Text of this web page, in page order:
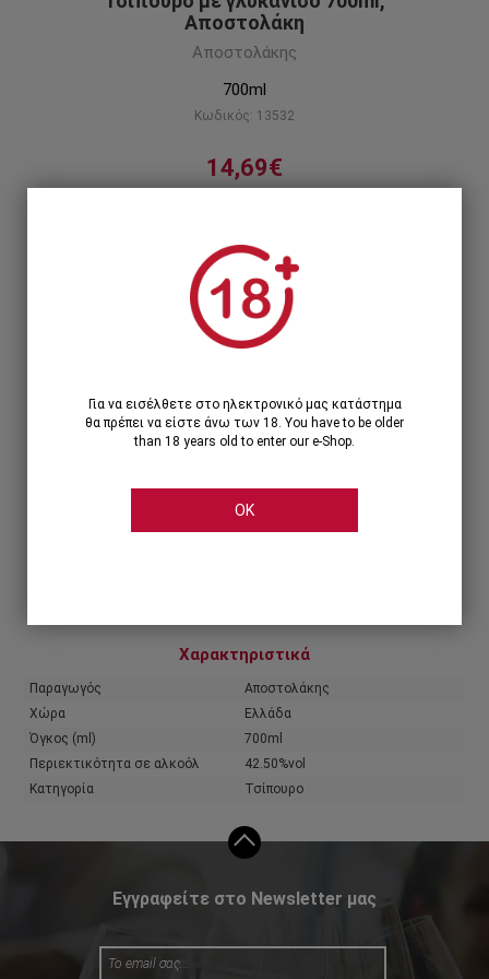
Αποστολάκη
Αποστολάκης
700ml
Κωδικός: 13532
14,69€
Περιγραφή προϊόντος
Χαμηλό απόθεμα
Χαρακτηριστικά
Παραγωγός
Αποστολάκης
Χώρα
Ελλάδα
Όγκος (ml)
700ml
Περιεκτικότητα σε αλκοόλ
42.50%vol
Κατηγορία
Τσίπουρο
Εγγραφείτε στο Newsletter μας
Για να εισέλθετε στο ηλεκτρονικό μας κατάστημα
θα πρέπει να είστε άνω των 18. You have to be older
than 18 years old to enter our e-Shop.
OK